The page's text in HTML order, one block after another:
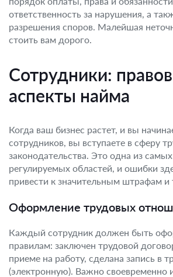
ответственность за нарушения, а
разрешения споров. Малейшая
стоить вам дорого.
Сотрудники:
аспекты найма
Когда ваш бизнес растет, и вы
сотрудников, вы вступаете в сферу
законодательства. Это одна из
регулируемых областей, и ошибки
привести к значительным штрафам
Оформление трудовых
Каждый сотрудник должен быть
правилам: заключен трудовой
приеме на работу, сделана запись в
(электронную). Важно своевременно